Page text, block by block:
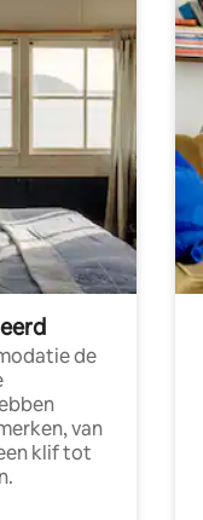
de
van
klif tot